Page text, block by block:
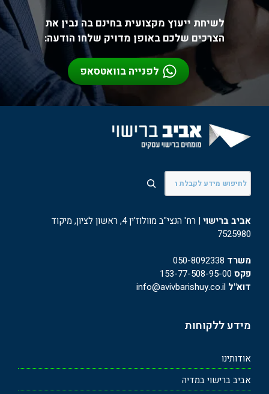
לשיחת ייעוץ מקצועית בחינם בה נבין את
הצרכים שלכם באופן מדויק שלחו הודעה:
לפנייה בוואטסאפ
חיפוש
אביב ברישוי
| רח' הנצי"ב מוולוז'ין 4, ראשון לציון, מיקוד
7525980
משרד 050-8092338
פקס
דוא"ל
מידע ללקוחות
אודותינו
אביב ברישוי במדיה